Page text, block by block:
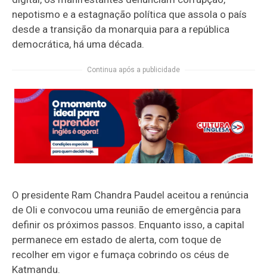
nepotismo e a estagnação política que assola o país
desde a transição da monarquia para a república
democrática, há uma década.
Continua após a publicidade
O presidente Ram Chandra Paudel aceitou a renúncia
de Oli e convocou uma reunião de emergência para
definir os próximos passos. Enquanto isso, a capital
permanece em estado de alerta, com toque de
recolher em vigor e fumaça cobrindo os céus de
Katmandu.